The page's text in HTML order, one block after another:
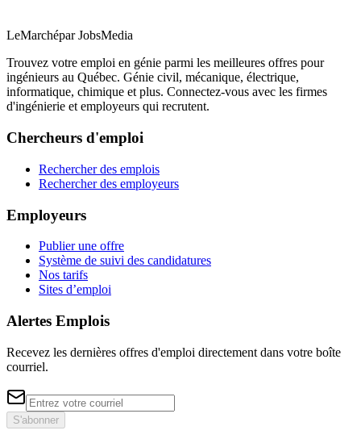
LeMarchépar JobsMedia
Trouvez votre emploi en génie parmi les meilleures offres pour
ingénieurs au Québec. Génie civil, mécanique, électrique,
informatique, chimique et plus. Connectez-vous avec les firmes
d'ingénierie et employeurs qui recrutent.
Chercheurs d'emploi
Rechercher des emplois
Rechercher des employeurs
Employeurs
Publier une offre
Système de suivi des candidatures
Nos tarifs
Sites d’emploi
Alertes Emplois
Recevez les dernières offres d'emploi directement dans votre boîte
courriel.
S'abonner